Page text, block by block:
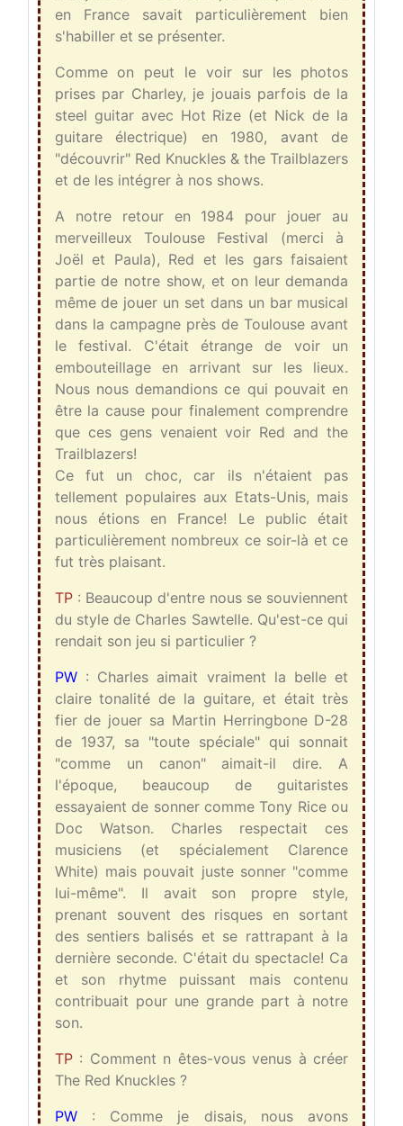
en France savait particulièrement bien
s'habiller et se présenter.
Comme on peut le voir sur les photos
prises par Charley, je jouais parfois de la
steel guitar avec Hot Rize (et Nick de la
guitare électrique) en 1980, avant de
"découvrir" Red Knuckles & the Trailblazers
et de les intégrer à nos shows.
A notre retour en 1984 pour jouer au
merveilleux Toulouse Festival (merci à
Joël et Paula), Red et les gars faisaient
partie de notre show, et on leur demanda
même de jouer un set dans un bar musical
dans la campagne près de Toulouse avant
le festival. C'était étrange de voir un
embouteillage en arrivant sur les lieux.
Nous nous demandions ce qui pouvait en
être la cause pour finalement comprendre
que ces gens venaient voir Red and the
Trailblazers!
Ce fut un choc, car ils n'étaient pas
tellement populaires aux Etats-Unis, mais
nous étions en France! Le public était
particulièrement nombreux ce soir-là et ce
fut très plaisant.
TP: Beaucoup d'entre nous se souviennent
du style de Charles Sawtelle. Qu'est-ce qui
rendait son jeu si particulier ?
PW: Charles aimait vraiment la belle et
claire tonalité de la guitare, et était très
fier de jouer sa Martin Herringbone D-28
de 1937, sa "toute spéciale" qui sonnait
"comme un canon" aimait-il dire. A
l'époque, beaucoup de guitaristes
essayaient de sonner comme Tony Rice ou
Doc Watson. Charles respectait ces
musiciens (et spécialement Clarence
White) mais pouvait juste sonner "comme
lui-même". Il avait son propre style,
prenant souvent des risques en sortant
des sentiers balisés et se rattrapant à la
dernière seconde. C'était du spectacle! Ca
et son rhytme puissant mais contenu
contribuait pour une grande part à notre
son.
TP: Comment n êtes-vous venus à créer
The Red Knuckles ?
PW: Comme je disais, nous avons